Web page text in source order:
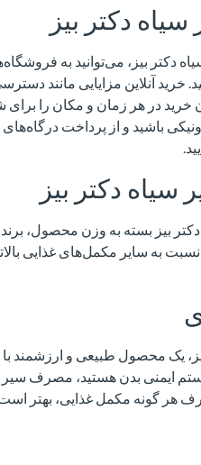
دکتر بیز
دکتر بیز، می‌توانید به
خرید آنلاین مزایایی مانند
در هر زمان و مکان را برای
باشید و از پرداخت
دکتر بیز
بیز بسته به وزن محصول،
به سایر مکمل‌های غذایی
یک محصول طبیعی و ارزشمند
ایمنی بدن هستید، مصرف سیر
هر گونه مکمل غذایی، بهتر